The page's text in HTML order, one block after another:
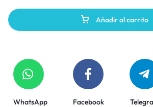
Añadir al carrito
WhatsApp Facebook